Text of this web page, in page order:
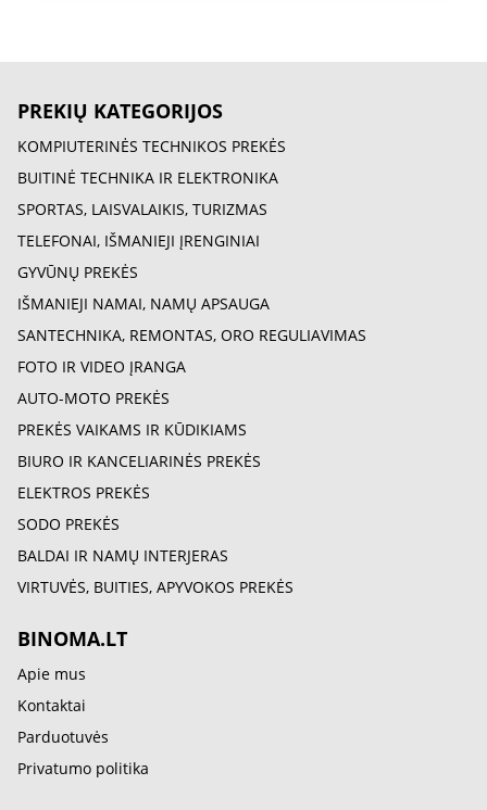
PREKIŲ KATEGORIJOS
KOMPIUTERINĖS TECHNIKOS PREKĖS
BUITINĖ TECHNIKA IR ELEKTRONIKA
SPORTAS, LAISVALAIKIS, TURIZMAS
TELEFONAI, IŠMANIEJI ĮRENGINIAI
GYVŪNŲ PREKĖS
IŠMANIEJI NAMAI, NAMŲ APSAUGA
SANTECHNIKA, REMONTAS, ORO REGULIAVIMAS
FOTO IR VIDEO ĮRANGA
AUTO-MOTO PREKĖS
PREKĖS VAIKAMS IR KŪDIKIAMS
BIURO IR KANCELIARINĖS PREKĖS
ELEKTROS PREKĖS
SODO PREKĖS
BALDAI IR NAMŲ INTERJERAS
VIRTUVĖS, BUITIES, APYVOKOS PREKĖS
BINOMA.LT
Apie mus
Kontaktai
Parduotuvės
Privatumo politika